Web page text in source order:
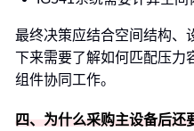
最终决策应结合空间结构、
下来需要了解如何匹配压力
组件协同工作。
四、为什么采购主设备后还